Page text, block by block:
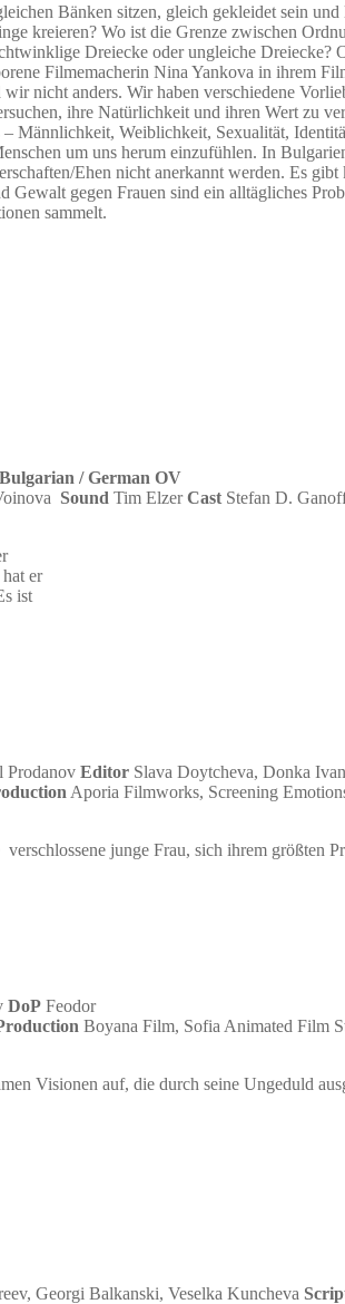
Bänken sitzen, gleich gekleidet sein
kreieren? Wo ist die Grenze zwischen
Dreiecke oder ungleiche
Filmemacherin Nina Yankova in ihrem
nicht anders. Wir haben verschiedene
ihre Natürlichkeit und ihren Wert zu
Männlichkeit, Weiblichkeit, Sexualität,
um uns herum einzufühlen. In
Ehen nicht anerkannt werden. Es
Gewalt gegen Frauen sind ein alltägliches
sammelt.
/ German OV
Sound Tim ElzerCast Stefan D.
er
ist
Prodanov Editor Slava Doytcheva, Donka
Aporia Filmworks, Screening
junge Frau, sich ihrem größten
DoP Feodor
Boyana Film, Sofia Animated Film
Visionen auf, die durch seine Ungeduld
Georgi Balkanski, Veselka Kuncheva